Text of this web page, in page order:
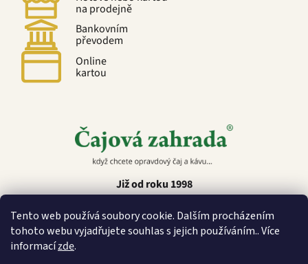
Tento web používá soubory cookie. Dalším procházením
tohoto webu vyjadřujete souhlas s jejich používáním.. Více
informacízde.
na prodejně
Bankovním
převodem
Online
kartou
Již od roku 1998